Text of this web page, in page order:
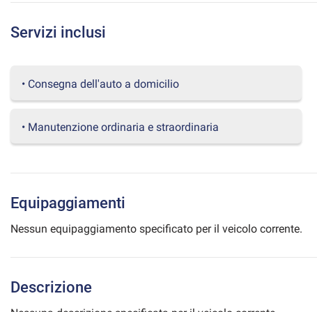
Servizi inclusi
• Consegna dell'auto a domicilio
• Manutenzione ordinaria e straordinaria
Equipaggiamenti
Nessun equipaggiamento specificato per il veicolo corrente.
Descrizione
strumenti
di
rimanda
policy.
le
tue
in